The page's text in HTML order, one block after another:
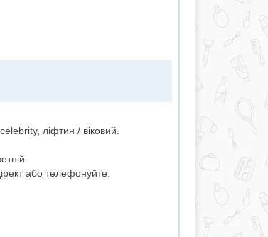
ліфтин / віковий.
або телефонуйте.